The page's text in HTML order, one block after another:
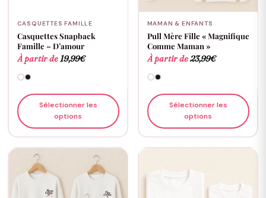
CASQUETTES FAMILLE
Casquettes Snapback
Famille – D’amour
À partir de 19,99€
Sélectionner les
options
MAMAN & ENFANTS
Pull Mère Fille « Magnifique
Comme Maman »
À partir de23,99€
Sélectionner les
options